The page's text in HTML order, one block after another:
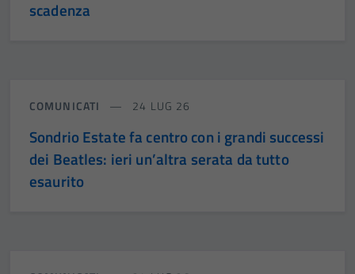
scadenza
COMUNICATI 24 LUG 26
Sondrio Estate fa centro con i grandi successi
dei Beatles: ieri un’altra serata da tutto
esaurito